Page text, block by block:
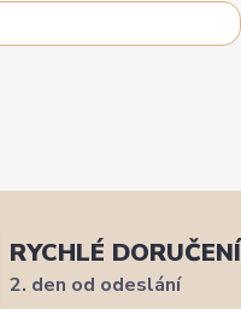
RYCHLÉ DORUČENÍ
2. den od odeslání